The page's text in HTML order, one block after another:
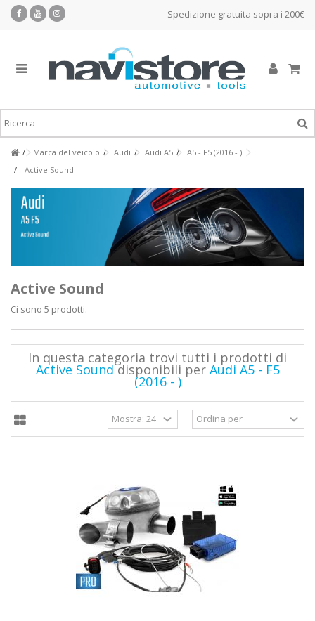
Spedizione gratuita sopra i 200€
Marca del veicolo Audi Audi A5
A5 - F5 (2016 - )
Active Sound
Active Sound
Ci sono 5 prodotti.
In questa categoria trovi tutti i prodotti di
Active Sounddisponibili per Audi A5 - F5
(2016 - )